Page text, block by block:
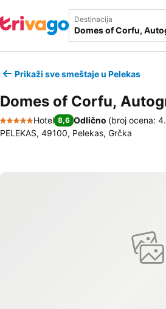
Destinacija
Prikaži sve smeštaje u Pelekas
Domes of Corfu,
5 Zvezdice
Hotel 8,6 Odlično (broj ocena:
PELEKAS, 49100, Pelekas, Grčka